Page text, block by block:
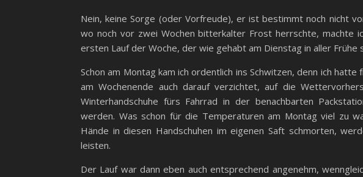
Nein, keine Sorge (oder Vorfreude), er ist bestimmt noch nicht
wo noch vor zwei Wochen bitterkalter Frost herrschte, machte
ersten Lauf der Woche, der wie gehabt am Dienstag in aller Frühe
Schon am Montag kam ich ordentlich ins Schwitzen, denn ich
am Wochenende auch darauf verzichtet, auf die
Winterhandschuhe fürs Fahrrad in der benachbarten
werden. Was schon für die Temperaturen am Montag viel zu
Hände in diesen Handschuhen im eigenen Saft schmorten,
leisten.
Der Lauf war dann eben auch entsprechend angenehm,